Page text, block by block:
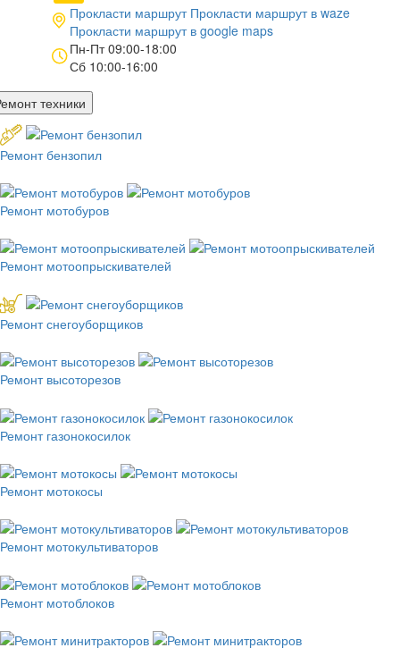
Прокласти маршрут Прокласти маршрут в waze
Прокласти маршрут в google maps
Пн-Пт 09:00-18:00
Сб 10:00-16:00
техники
Ремонт бензопил
Ремонт мотобуров
Ремонт мотоопрыскивателей
Ремонт снегоуборщиков
Ремонт высоторезов
Ремонт газонокосилок
Ремонт мотокосы
Ремонт мотокультиваторов
Ремонт мотоблоков